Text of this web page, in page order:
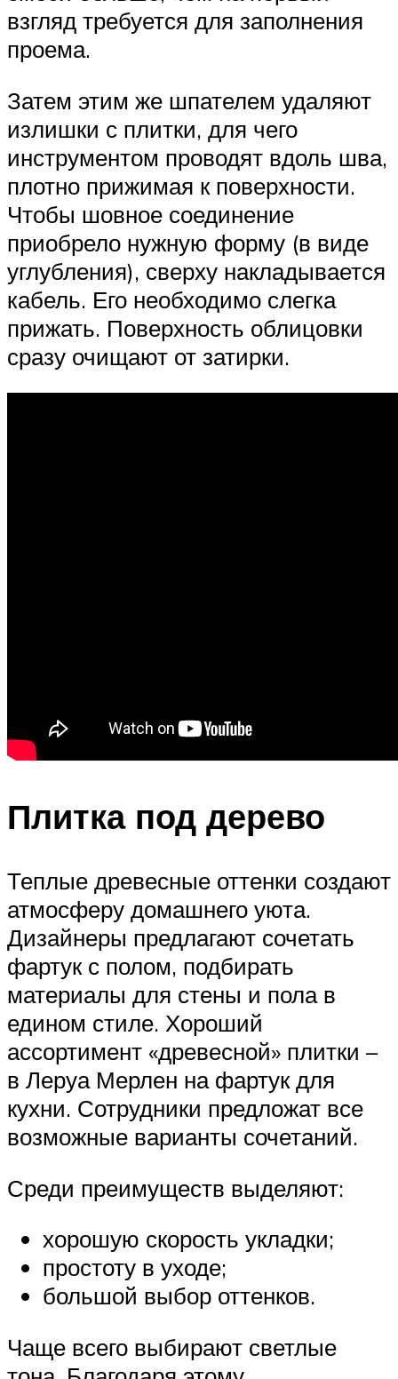
взгляд требуется для заполнения
проема.
Затем этим же шпателем удаляют
излишки с плитки, для чего
инструментом проводят вдоль шва,
плотно прижимая к поверхности.
Чтобы шовное соединение
приобрело нужную форму (в виде
углубления), сверху накладывается
кабель. Его необходимо слегка
прижать. Поверхность облицовки
сразу очищают от затирки.
Плитка под дерево
Теплые древесные оттенки создают
атмосферу домашнего уюта.
Дизайнеры предлагают сочетать
фартук с полом, подбирать
материалы для стены и пола в
едином стиле. Хороший
ассортимент «древесной» плитки –
в Леруа Мерлен на фартук для
кухни. Сотрудники предложат все
возможные варианты сочетаний.
Среди преимуществ выделяют:
хорошую скорость укладки;
простоту в уходе;
большой выбор оттенков.
Чаще всего выбирают светлые